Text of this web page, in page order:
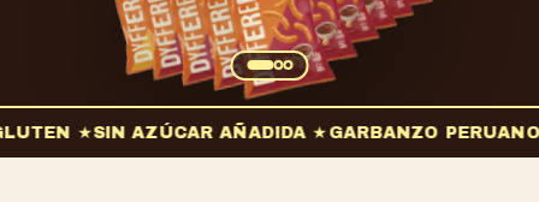
★SIN AZÚCAR AÑADIDA ★GARBANZO